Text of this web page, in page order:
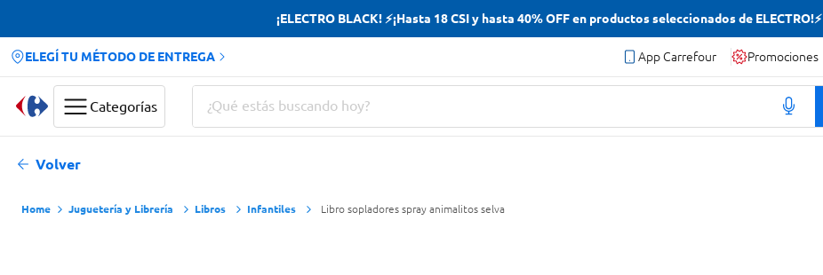
¡ELECTRO BLACK! ⚡¡Hasta 18 CSI y hasta 40% OFF en productos seleccionados de ELECTRO!⚡
ELEGÍ TU MÉTODO DE ENTREGA App Carrefour Promociones
Categorías
¿Qué estás buscando hoy?
Volver
Juguetería y Librería Libros Infantiles Libro sopladores spray animalitos selva
Términos más buscados